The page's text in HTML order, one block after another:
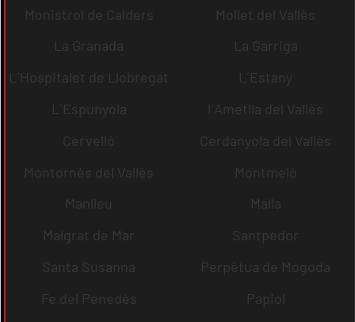
Monistrol de Calders
Mollet del Vallès
La Granada
La Garriga
L´Hospitalet de Llobregat
L´Estany
L´Espunyola
l´Ametlla del Vallès
Cervelló
Cerdanyola del Vallès
Montornès del Vallès
Montmeló
Manlleu
Malla
Malgrat de Mar
Santpedor
Santa Susanna
Perpètua de Mogoda
Fe del Penedès
Papiol